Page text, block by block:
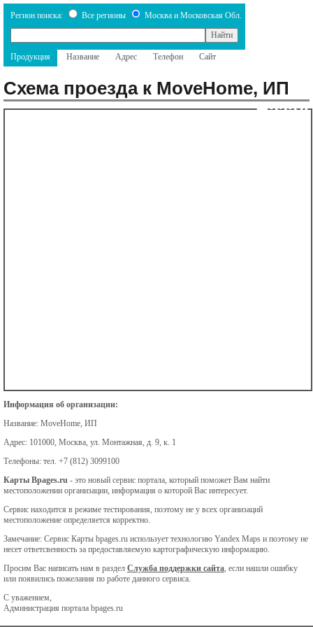
Регион поиска: Все регионы Москва и Московская Обл.
Продукция Название Адрес Телефон Сайт
Схема проезда к MoveHome, ИП
Назад
Информация об организации:
Название: MoveHome, ИП
Адрес: 101000, Москва, ул. Монтажная, д. 9, к. 1
Телефоны: тел. +7 (812) 3099100
Карты Bpages.ru - это новый сервис портала, который поможет Вам найти
местоположении организации, информация о которой Вас интересует.
Сервис находится в режиме тестирования, поэтому не у всех организаций
местоположение определяется корректно.
Замечание: Сервис Карты bpages.ru использует технологию Yandex Maps и поэтому не
несет ответсвенность за предоставляемую картографическую информацию.
Просим Вас написать нам в раздел Служба поддержки сайта, если нашли ошибку
или появились пожелания по работе данного сервиса.
С уважением,
Администрация портала bpages.ru